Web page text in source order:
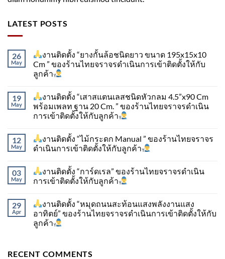
LATEST POSTS
26
May
งานติดตั้ง “ยางกั้นล้อชนิดยาว ขนาด 195x15x10
Cm ” ของร้านไทยจราจรดำเนินการเข้าติดตั้ง​ให้กับ
ลูกค้า
19
May
งานติดตั้ง “เสาสแตนเลสชนิดหัวกลม 4.5”x90 Cm
พร้อมเพลท ฐาน 20 Cm. ” ของร้านไทยจราจรดำเนิน
การเข้าติดตั้ง​ให้กับลูกค้า
12
May
งานติดตั้ง “ไม้กระดก Manual ” ของร้านไทยจราจร
ดำเนินการเข้าติดตั้ง​ให้กับลูกค้า
03
May
งานติดตั้ง “การ์ดเรล” ของร้านไทยจราจรดำเนิน
การเข้าติดตั้ง​ให้กับลูกค้า
29
Apr
งานติดตั้ง “หมุดถนนสะท้อนแสงพลังงานแสง
อาทิตย์” ของร้านไทยจราจรดำเนินการเข้าติดตั้ง​ให้กับ
ลูกค้า
RECENT COMMENTS